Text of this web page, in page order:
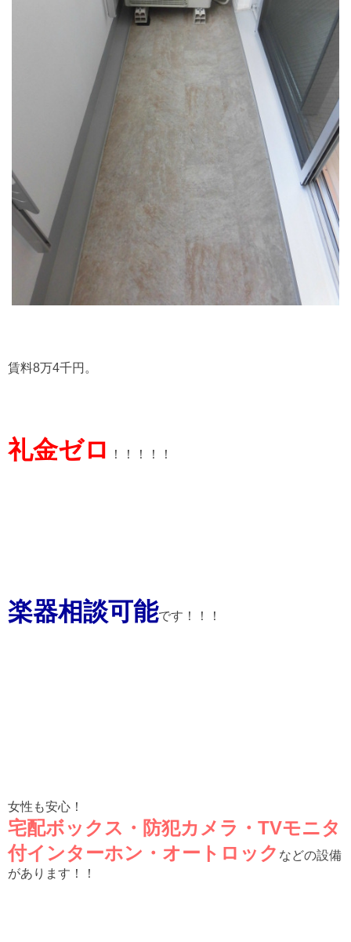
賃料8万4千円。
礼金ゼロ ！！！！！
楽器相談可能です！！！
女性も安心！
宅配ボックス・防犯カメラ・TVモニタ
付インターホン・オートロック などの設備
があります！！